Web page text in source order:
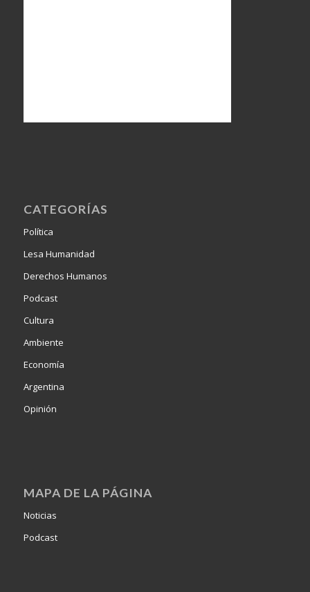
CATEGORÍAS
Política
Lesa Humanidad
Derechos Humanos
Podcast
Cultura
Ambiente
Economía
Argentina
Opinión
MAPA DE LA PÁGINA
Noticias
Podcast